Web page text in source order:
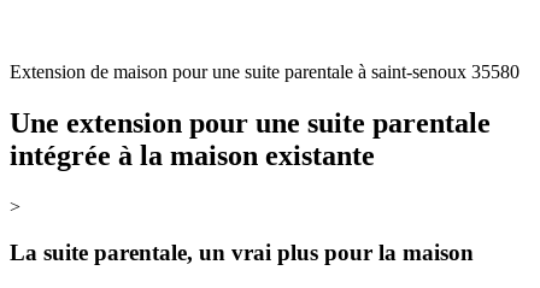
Extension de maison pour une suite parentale à saint-senoux 35580
Une extension pour une suite parentale
intégrée à la maison existante
>
La suite parentale, un vrai plus pour la maison